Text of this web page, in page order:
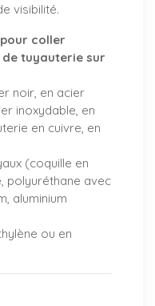
visibilité.
coller
tuyauterie sur
noir, en acier
inoxydable, en
en cuivre, en
(coquille en
polyuréthane avec
aluminium
ou en